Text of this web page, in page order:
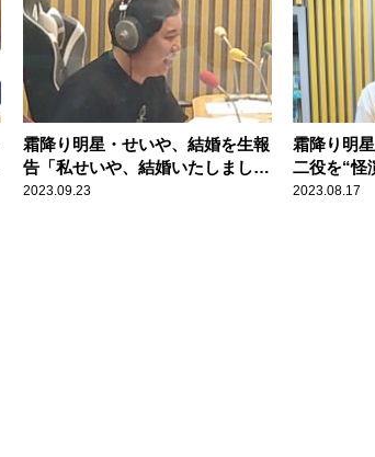
霜降り明星・せいや、結婚を生報
告「私せいや、結婚いたしました
ー！」
2023.09.23
霜降り明
二役を“怪
みというこ
2023.08.17